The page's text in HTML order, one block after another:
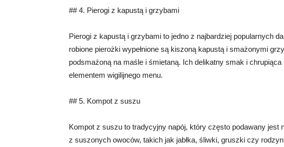
## 4. Pierogi z kapustą i grzybami
Pierogi z kapustą i grzybami to jedno z najbardziej popularnych
robione pierożki wypełnione są kiszoną kapustą i smażonymi
podsmażoną na maśle i śmietaną. Ich delikatny smak i
elementem wigilijnego menu.
## 5. Kompot z suszu
Kompot z suszu to tradycyjny napój, który często podawany jest
z suszonych owoców, takich jak jabłka, śliwki, gruszki czy